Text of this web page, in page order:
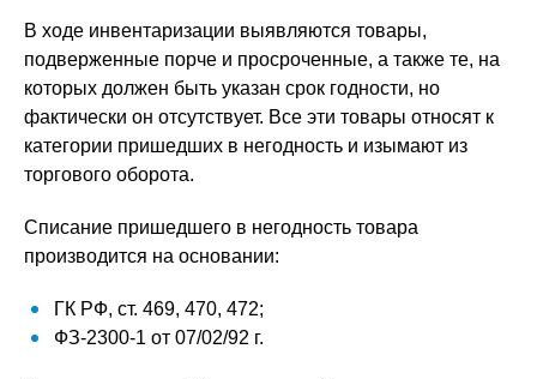
В ходе инвентаризации выявляются товары,
подверженные порче и просроченные, а также те, на
которых должен быть указан срок годности, но
фактически он отсутствует. Все эти товары относят к
категории пришедших в негодность и изымают из
торгового оборота.
Списание пришедшего в негодность товара
производится на основании:
ГК РФ, ст. 469, 470, 472;
ФЗ-2300-1 от 07/02/92 г.